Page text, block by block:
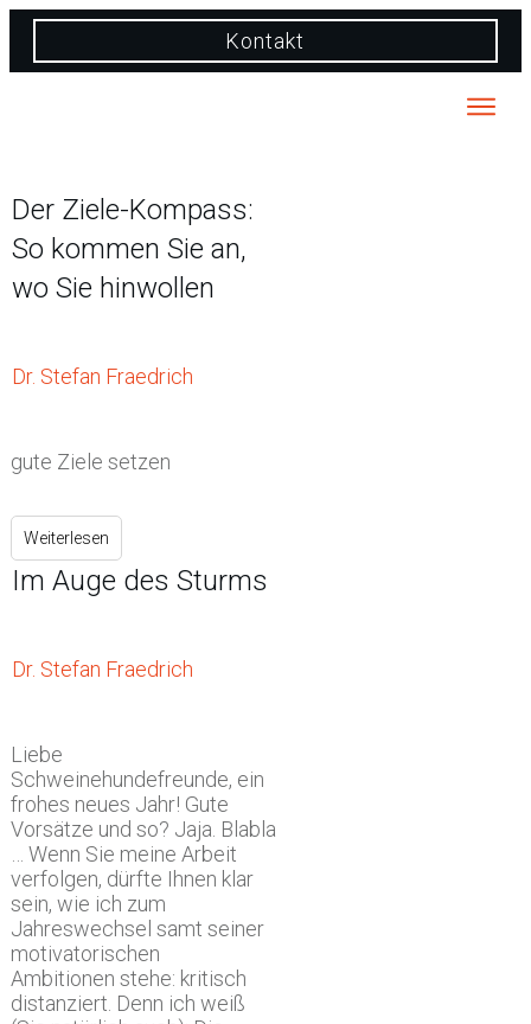
Kontakt
Der Ziele-Kompass:
So kommen Sie an,
wo Sie hinwollen
Dr. Stefan Fraedrich
gute Ziele setzen
Weiterlesen
Im Auge des Sturms
Dr. Stefan Fraedrich
Liebe
Schweinehundefreunde, ein
frohes neues Jahr! Gute
Vorsätze und so? Jaja. Blabla
… Wenn Sie meine Arbeit
verfolgen, dürfte Ihnen klar
sein, wie ich zum
Jahreswechsel samt seiner
motivatorischen
Ambitionen stehe: kritisch
distanziert. Denn ich weiß